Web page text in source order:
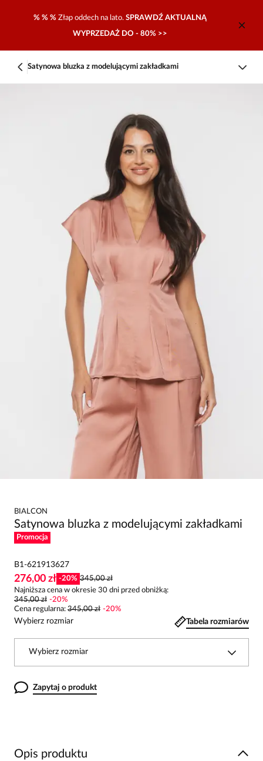
% % % Złap oddech na lato. SPRAWDŹ AKTUALNĄ
WYPRZEDAŻ DO - 80% >>
Satynowa bluzka z modelującymi zakładkami
BIALCON
Satynowa bluzka z modelującymi zakładkami
Promocja
B1-621913627
276,00 zł -20% 345,00 zł
Najniższa cena w okresie 30 dni przed obniżką:
345,00 zł -20%
Cena regularna: 345,00 zł -20%
Wybierz rozmiar Tabela rozmiarów
Wybierz rozmiar
Zapytaj o produkt
Opis produktu